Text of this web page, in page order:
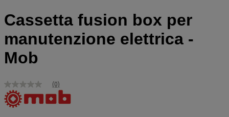
Cassetta fusion box per
manutenzione elettrica -
Mob
Nessuna
valutazione
Stesso
(0)